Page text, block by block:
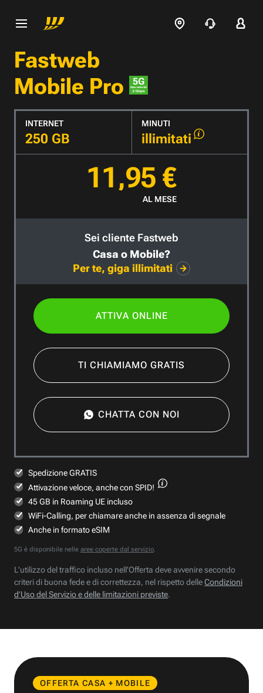
Fastweb
Mobile Pro
INTERNET
250 GB
MINUTI
illimitati
11,95 €
AL MESE
Sei cliente Fastweb
Casa o Mobile?
Per te, giga illimitati
ATTIVA ONLINE
TI CHIAMIAMO GRATIS
CHATTA CON NOI
Spedizione GRATIS
Attivazione veloce, anche con SPID!
45 GB in Roaming UE incluso
WiFi-Calling, per chiamare anche in assenza di segnale
Anche in formato eSIM
5G è disponibile nelle aree coperte dal servizio.
L’utilizzo del traffico incluso nell’Offerta deve avvenire secondo
criteri di buona fede e di correttezza, nel rispetto delleCondizioni
d’Uso del Servizio e delle limitazioni previste.
OFFERTA CASA + MOBILE